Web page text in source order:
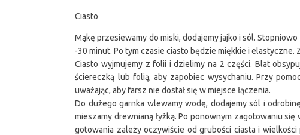
Ciasto
Mąkę przesiewamy do miski, dodajemy jajko i sól.
-30 minut. Po tym czasie ciasto będzie miękkie i
Ciasto wyjmujemy z folii i dzielimy na 2 części. Blat
ściereczką lub folią, aby zapobiec wysychaniu. Przy
uważając, aby farsz nie dostał się w miejsce łączenia.
Do dużego garnka wlewamy wodę, dodajemy sól i
mieszamy drewnianą łyżką. Po ponownym zagotowaniu
gotowania zależy oczywiście od grubości ciasta i